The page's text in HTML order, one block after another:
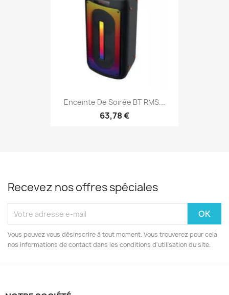
Enceinte De Soirée BT RMS...
63,78 €
Recevez nos offres spéciales
Vous pouvez vous désinscrire à tout moment. Vous trouverez pour cela
nos informations de contact dans les conditions d'utilisation du site.